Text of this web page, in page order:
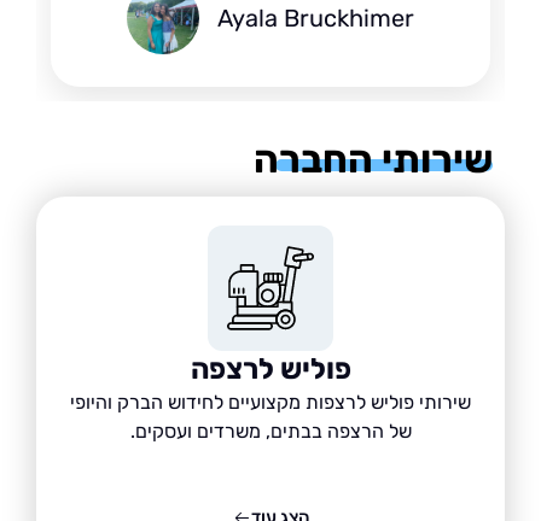
Ayala Bruckhimer
החברה
פוליש לרצפה
שירותי פוליש לרצפות מקצועיים לחידוש הברק והיופי
של הרצפה בבתים, משרדים ועסקים.